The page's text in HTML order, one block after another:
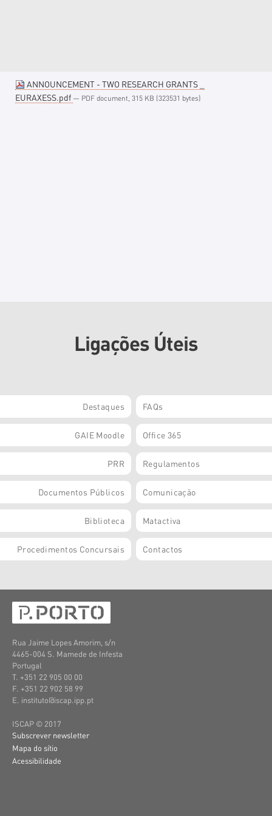
ANNOUNCEMENT - TWO RESEARCH GRANTS _
EURAXESS.pdf — PDF document, 315 KB (323531 bytes)
Ligações Úteis
Destaques FAQs
GAIE Moodle Office 365
PRR Regulamentos
Documentos Públicos Comunicação
Biblioteca Matactiva
Procedimentos Concursais Contactos
Rua Jaime Lopes Amorim, s/n
4465-004 S. Mamede de Infesta
Portugal
T. +351 22 905 00 00
F. +351 22 902 58 99
E. instituto@iscap.ipp.pt
ISCAP © 2017
Subscrever newsletter
Mapa do sítio
Acessibilidade